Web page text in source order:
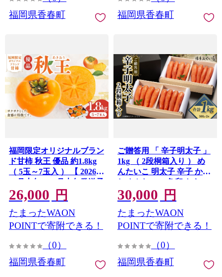
福岡県香春町
福岡県香春町
福岡限定オリジナルブラン
ド甘柿 秋王 優品 約1.8kg
（ 5玉～7玉入 ） 【 2026年
10月上旬～11月上旬発送予
定 】 糖度 食感 国産 福岡
県産 くだもの 果物 フルー
ツ 柿 かき カキ 秋王
26,000 円
たまったWAON
POINTで寄附できる！
（0）
福岡県香春町
ご贈答用 「 辛子明太子 」
1kg （ 2段桐箱入り ） め
んたいこ 明太子 辛子 から
しめんたいこ 魚卵 たらこ
おつまみ おかず 海鮮 魚介
類 魚介
30,000 円
たまったWAON
POINTで寄附できる！
（0）
福岡県香春町